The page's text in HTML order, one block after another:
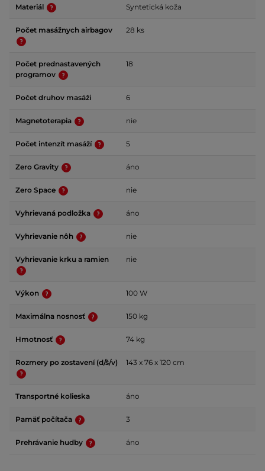
Materiál Syntetická koža
Počet masážnych airbagov 28 ks
Počet prednastavených
programov
18
Počet druhov masáži 6
Magnetoterapia nie
Počet intenzít masáží 5
Zero Gravity áno
Zero Space nie
Vyhrievaná podložka áno
Vyhrievanie nôh nie
Vyhrievanie krku a ramien nie
Výkon 100 W
Maximálna nosnosť 150 kg
Hmotnosť 74 kg
Rozmery po zostavení (d/š/v) 143 x 76 x 120 cm
Transportné kolieska áno
Pamäť počítača 3
Prehrávanie hudby áno